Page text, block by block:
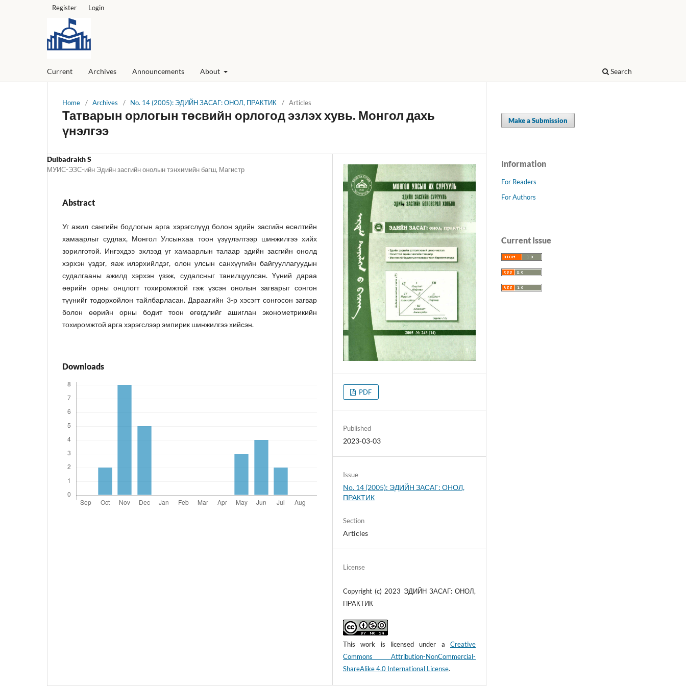
Current Archives Announcements About Search
Register Login
Home / Archives / No. 14 (2005): ЭДИЙН ЗАСАГ: ОНОЛ, ПРАКТИК / Articles
Татварын орлогын төсвийн орлогод эзлэх хувь. Монгол дахь
үнэлгээ
Dulbadrakh S
МУИС-ЭЗС-ийн Эдийн засгийн онолын тэнхимийн багш, Магистр
Abstract
Уг ажил сангийн бодлогын арга хэрэгслүүд болон эдийн засгийн өсөлтийн
хамаарлыг судлах, Монгол Улсынхаа тоон үзүүлэлтээр шинжилгээ хийх
зорилготой. Ингэхдээ эхлээд уг хамаарлын талаар эдийн засгийн онолд
хэрхэн үздэг, яаж илэрхийлдэг, олон улсын санхүүгийн байгууллагуудын
судалгааны ажилд хэрхэн үзэж, судалсныг танилцуулсан. Үүний дараа
өөрийн орны онцлогт тохиромжтой гэж үзсэн онолын загварыг сонгон
түүнийг тодорхойлон тайлбарласан. Дараагийн 3-р хэсэгт сонгосон загвар
болон өөрийн орны бодит тоон өгөгдлийг ашиглан эконометрикийн
тохиромжтой арга хэрэгслээр эмпирик шинжилгээ хийсэн.
Downloads
PDF
Published
2023-03-03
Issue
No. 14 (2005): ЭДИЙН ЗАСАГ: ОНОЛ,
ПРАКТИК
Section
Articles
License
Copyright (c) 2023 ЭДИЙН ЗАСАГ: ОНОЛ,
ПРАКТИК
This work is licensed under a Creative
Commons Attribution-NonCommercial-
ShareAlike 4.0 International License.
Make a Submission
Information
For Readers
For Authors
Current Issue